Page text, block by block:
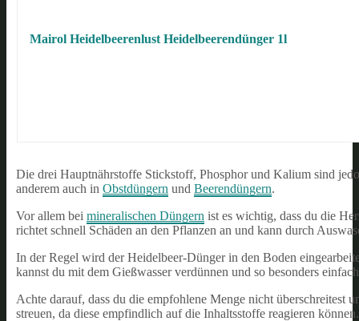
Mairol Heidelbeerenlust Heidelbeerendünger 1l
Die drei Hauptnährstoffe Stickstoff, Phosphor und Kalium sind
anderem auch in Obstdüngern und Beerendüngern.
Vor allem bei mineralischen Düngern ist es wichtig, dass du die
richtet schnell Schäden an den Pflanzen an und kann durch
In der Regel wird der Heidelbeer-Dünger in den Boden
kannst du mit dem Gießwasser verdünnen und so besonders
Achte darauf, dass du die empfohlene Menge nicht überschreitest
streuen, da diese empfindlich auf die Inhaltsstoffe reagieren können.